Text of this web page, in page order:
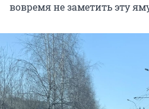
вовремя не заметить эту